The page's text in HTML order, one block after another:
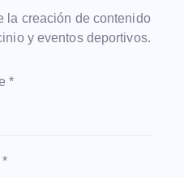
la creación de contenido
y eventos deportivos.
*
*